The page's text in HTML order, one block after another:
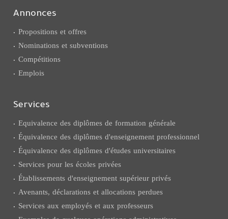
Annonces
Propositions et offres
Nominations et subventions
Compétitions
Emplois
Services
Equivalence des diplômes de formation générale
Équivalence des diplômes d'enseignement professionnel
Équivalence des diplômes d'études universitaires
Services pour les écoles privées
Établissements d'enseignement supérieur privés
Avenants, déclarations et allocations perdues
Services aux employés et aux professeurs